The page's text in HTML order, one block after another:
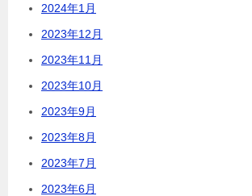
2024年1月
2023年12月
2023年11月
2023年10月
2023年9月
2023年8月
2023年7月
2023年6月